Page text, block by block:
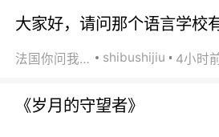
大家好，请问那个语言学校
法国你问我答 shibushijiu 4小时
《岁月的守望者》